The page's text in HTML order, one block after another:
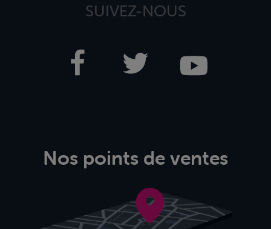
SUIVEZ-NOUS
Nos points de ventes